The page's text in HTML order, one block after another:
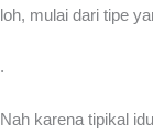
loh, mulai dari tipe
.
Nah karena tipikal